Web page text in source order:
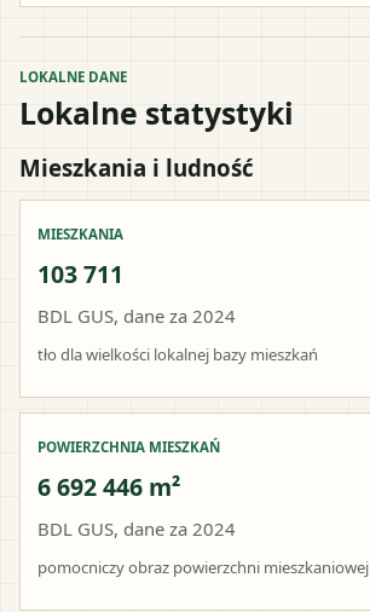
LOKALNE DANE
Lokalne statystyki
Mieszkania i ludność
MIESZKANIA
103 711
BDL GUS, dane za 2024
tło dla wielkości lokalnej bazy mieszkań
POWIERZCHNIA MIESZKAŃ
6 692 446 m²
BDL GUS, dane za 2024
pomocniczy obraz powierzchni mieszkaniowej